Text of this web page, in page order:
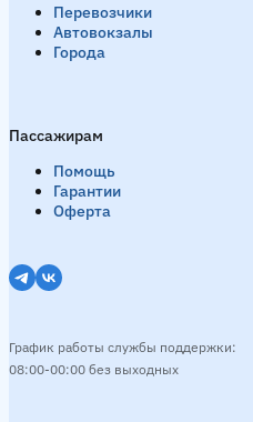
Перевозчики
Автовокзалы
Города
Пассажирам
Помощь
Гарантии
Оферта
График работы службы поддержки:
08:00-00:00 без выходных